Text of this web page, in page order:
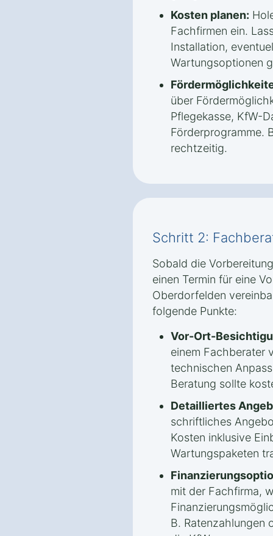
Kosten planen:
Fachfirmen ein.
Installation,
Wartungsoptionen
über
Pflegekasse, KfW-
Förderprogramme.
rechtzeitig.
Schritt 2:
Sobald die
einen Termin für eine
Oberdorfelden
folgende Punkte:
Vor-Ort-
einem Fachberater
technischen
Beratung sollte
Detailliertes
schriftliches
Kosten inklusive
Wartungspaketen
mit der Fachfirma,
B. Ratenzahlungen